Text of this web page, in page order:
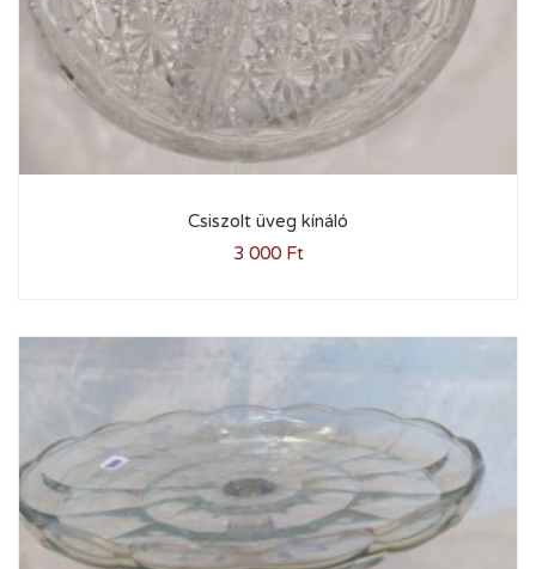
Csiszolt üveg kínáló
3 000 Ft